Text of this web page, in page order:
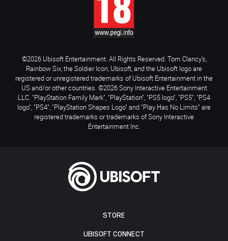
STORE
UBISOFT CONNECT
©2026 Ubisoft Entertainment. All Rights Reserved. Tom Clancy’s,
Rainbow Six, the Soldier Icon, Ubisoft, and the Ubisoft logo are
registered or unregistered trademarks of Ubisoft Entertainment in the
US and/or other countries. ©2026 Sony Interactive Entertainment
LLC. "PlayStation Family Mark", "PlayStation", "PS5 logo", "PS5", "PS4
logo", "PS4", "PlayStation Shapes Logo" and "Play Has No Limits" are
registered trademarks or trademarks of Sony Interactive
Entertainment Inc.